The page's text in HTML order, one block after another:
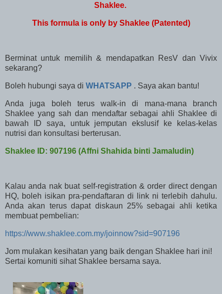
Shaklee.
This formula is only by Shaklee (Patented)
Berminat untuk memilih & mendapatkan ResV dan Vivix
sekarang?
Boleh hubungi saya di WHATSAPP . Saya akan bantu!
Anda juga boleh terus walk-in di mana-mana branch
Shaklee yang sah dan mendaftar sebagai ahli Shaklee di
bawah ID saya, untuk jemputan ekslusif ke kelas-kelas
nutrisi dan konsultasi berterusan.
Shaklee ID: 907196 (Affni Shahida binti Jamaludin)
Kalau anda nak buat self-registration & order direct dengan
HQ, boleh isikan pra-pendaftaran di link ni terlebih dahulu.
Anda akan terus dapat diskaun 25% sebagai ahli ketika
membuat pembelian:
https://www.shaklee.com.my/joinnow?sid=907196
Jom mulakan kesihatan yang baik dengan Shaklee hari ini!
Sertai komuniti sihat Shaklee bersama saya.